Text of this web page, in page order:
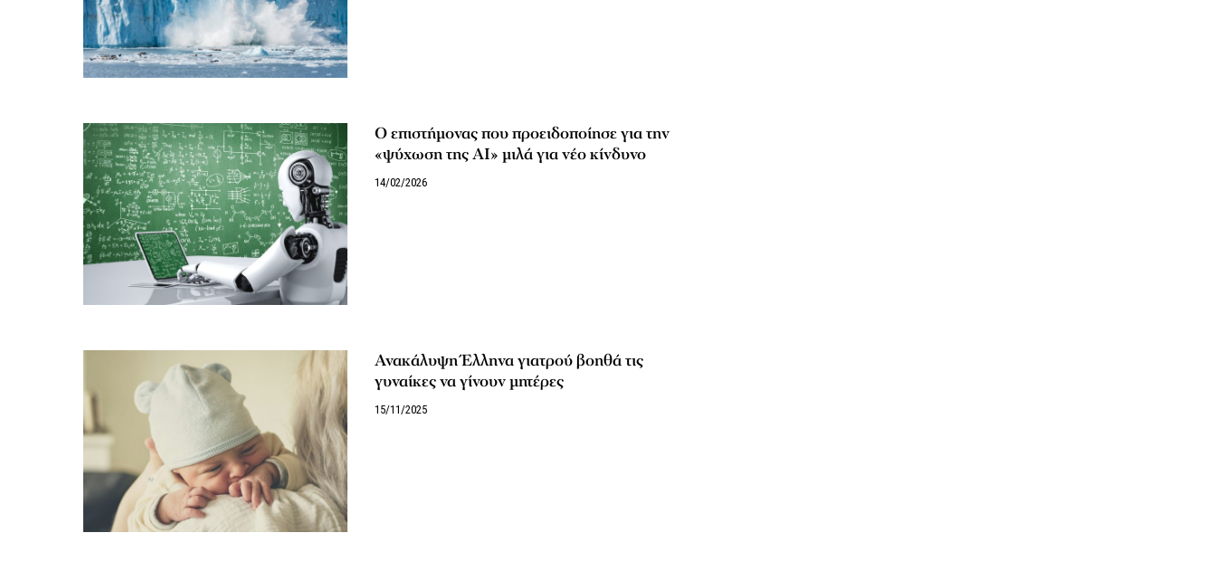
Ο επιστήμονας που προειδοποίησε για την
«ψύχωση της ΑΙ» μιλά για νέο κίνδυνο
14/02/2026
Ανακάλυψη Έλληνα γιατρού βοηθά τις
γυναίκες να γίνουν μητέρες
15/11/2025